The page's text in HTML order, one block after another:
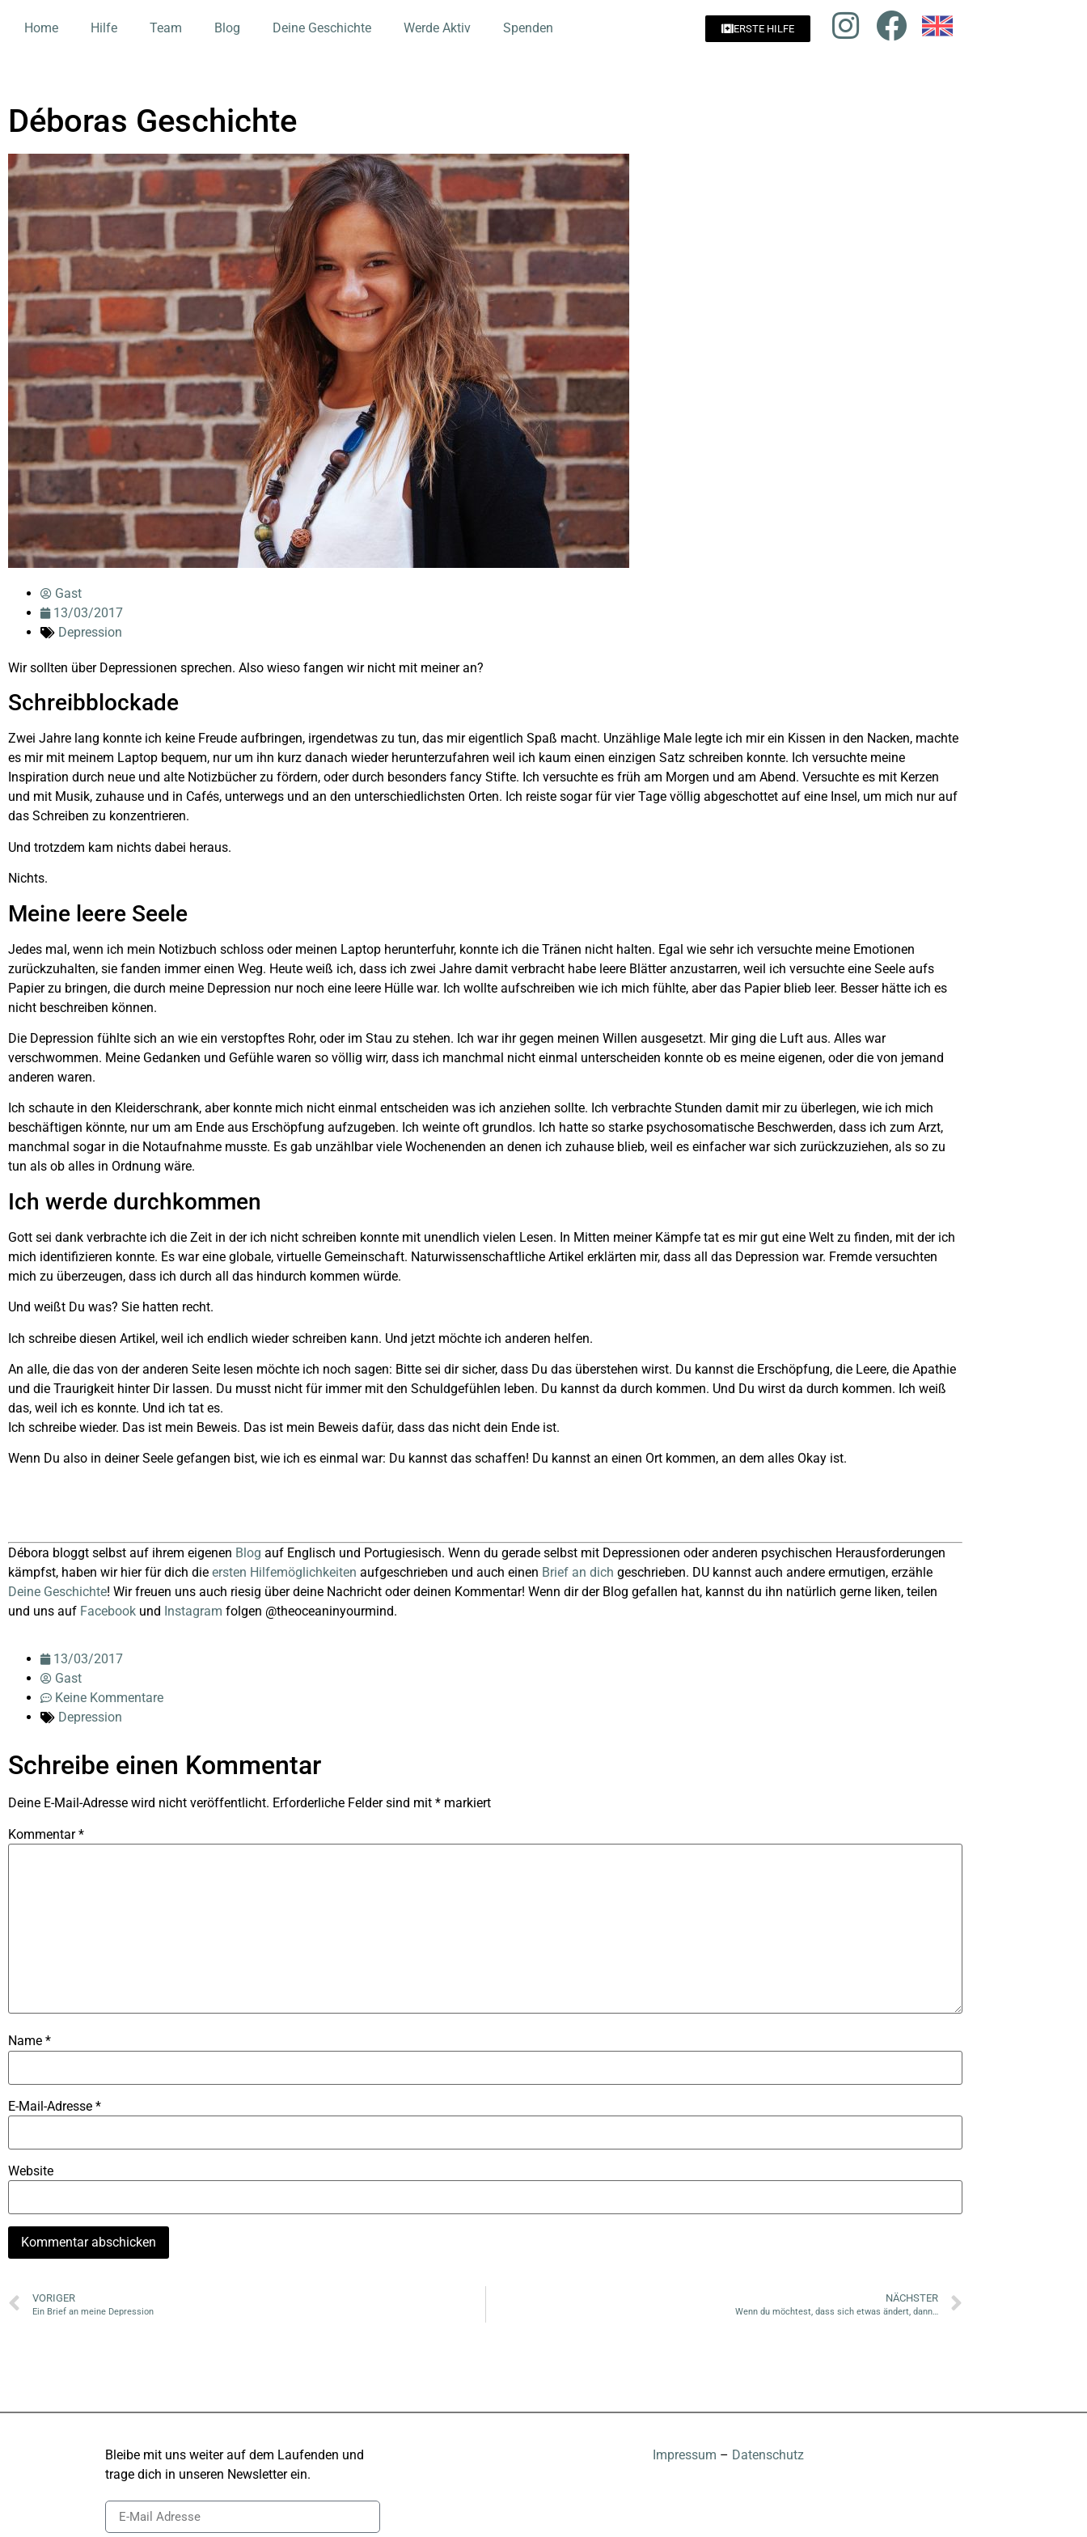
Home Hilfe Team Blog Deine Geschichte Werde Aktiv Spenden ERSTE HILFE
Déboras Geschichte
Gast
13/03/2017
Depression
Wir sollten über Depressionen sprechen. Also wieso fangen wir nicht mit meiner an?
Schreibblockade
Zwei Jahre lang konnte ich keine Freude aufbringen, irgendetwas zu tun, das mir eigentlich Spaß macht. Unzählige Male legte ich mir ein Kissen in den Nacken, machte
es mir mit meinem Laptop bequem, nur um ihn kurz danach wieder herunterzufahren weil ich kaum einen einzigen Satz schreiben konnte. Ich versuchte meine
Inspiration durch neue und alte Notizbücher zu fördern, oder durch besonders fancy Stifte. Ich versuchte es früh am Morgen und am Abend. Versuchte es mit Kerzen
und mit Musik, zuhause und in Cafés, unterwegs und an den unterschiedlichsten Orten. Ich reiste sogar für vier Tage völlig abgeschottet auf eine Insel, um mich nur auf
das Schreiben zu konzentrieren.
Und trotzdem kam nichts dabei heraus.
Nichts.
Meine leere Seele
Jedes mal, wenn ich mein Notizbuch schloss oder meinen Laptop herunterfuhr, konnte ich die Tränen nicht halten. Egal wie sehr ich versuchte meine Emotionen
zurückzuhalten, sie fanden immer einen Weg. Heute weiß ich, dass ich zwei Jahre damit verbracht habe leere Blätter anzustarren, weil ich versuchte eine Seele aufs
Papier zu bringen, die durch meine Depression nur noch eine leere Hülle war. Ich wollte aufschreiben wie ich mich fühlte, aber das Papier blieb leer. Besser hätte ich es
nicht beschreiben können.
Die Depression fühlte sich an wie ein verstopftes Rohr, oder im Stau zu stehen. Ich war ihr gegen meinen Willen ausgesetzt. Mir ging die Luft aus. Alles war
verschwommen. Meine Gedanken und Gefühle waren so völlig wirr, dass ich manchmal nicht einmal unterscheiden konnte ob es meine eigenen, oder die von jemand
anderen waren.
Ich schaute in den Kleiderschrank, aber konnte mich nicht einmal entscheiden was ich anziehen sollte. Ich verbrachte Stunden damit mir zu überlegen, wie ich mich
beschäftigen könnte, nur um am Ende aus Erschöpfung aufzugeben. Ich weinte oft grundlos. Ich hatte so starke psychosomatische Beschwerden, dass ich zum Arzt,
manchmal sogar in die Notaufnahme musste. Es gab unzählbar viele Wochenenden an denen ich zuhause blieb, weil es einfacher war sich zurückzuziehen, als so zu
tun als ob alles in Ordnung wäre.
Ich werde durchkommen
Gott sei dank verbrachte ich die Zeit in der ich nicht schreiben konnte mit unendlich vielen Lesen. In Mitten meiner Kämpfe tat es mir gut eine Welt zu finden, mit der ich
mich identifizieren konnte. Es war eine globale, virtuelle Gemeinschaft. Naturwissenschaftliche Artikel erklärten mir, dass all das Depression war. Fremde versuchten
mich zu überzeugen, dass ich durch all das hindurch kommen würde.
Und weißt Du was? Sie hatten recht.
Ich schreibe diesen Artikel, weil ich endlich wieder schreiben kann. Und jetzt möchte ich anderen helfen.
An alle, die das von der anderen Seite lesen möchte ich noch sagen: Bitte sei dir sicher, dass Du das überstehen wirst. Du kannst die Erschöpfung, die Leere, die Apathie
und die Traurigkeit hinter Dir lassen. Du musst nicht für immer mit den Schuldgefühlen leben. Du kannst da durch kommen. Und Du wirst da durch kommen. Ich weiß
das, weil ich es konnte. Und ich tat es.
Ich schreibe wieder. Das ist mein Beweis. Das ist mein Beweis dafür, dass das nicht dein Ende ist.
Wenn Du also in deiner Seele gefangen bist, wie ich es einmal war: Du kannst das schaffen! Du kannst an einen Ort kommen, an dem alles Okay ist.
Débora bloggt selbst auf ihrem eigenen Blog auf Englisch und Portugiesisch. Wenn du gerade selbst mit Depressionen oder anderen psychischen Herausforderungen
kämpfst, haben wir hier für dich die ersten Hilfemöglichkeiten aufgeschrieben und auch einen Brief an dich geschrieben. DU kannst auch andere ermutigen, erzähle
Deine Geschichte! Wir freuen uns auch riesig über deine Nachricht oder deinen Kommentar! Wenn dir der Blog gefallen hat, kannst du ihn natürlich gerne liken, teilen
und uns auf Facebook und Instagram folgen @theoceaninyourmind.
13/03/2017
Gast
Keine Kommentare
Depression
Schreibe einen Kommentar
Deine E-Mail-Adresse wird nicht veröffentlicht. Erforderliche Felder sind mit * markiert
Kommentar*
Name *
E-Mail-Adresse *
Website
VORIGER
Ein Brief an meine Depression
NÄCHSTER
Wenn du möchtest, dass sich etwas ändert, dann…
Bleibe mit uns weiter auf dem Laufenden und
trage dich in unseren Newsletter ein.
Impressum – Datenschutz